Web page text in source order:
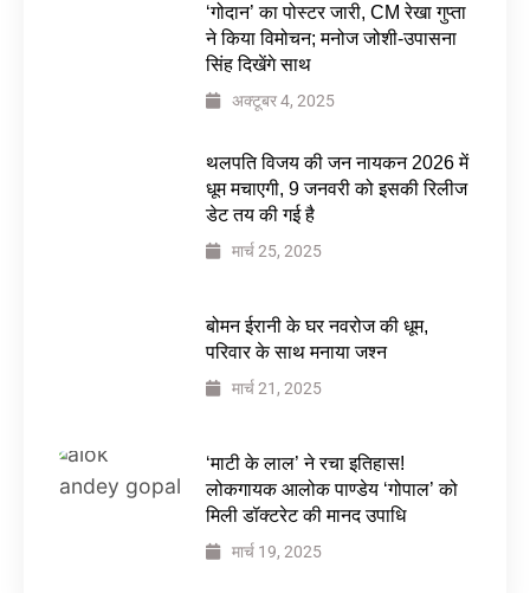
‘गोदान’ का पोस्टर जारी, CM रेखा गुप्ता
ने किया विमोचन; मनोज जोशी-उपासना
सिंह दिखेंगे साथ
अक्टूबर 4, 2025
थलपति विजय की जन नायकन 2026 में
धूम मचाएगी, 9 जनवरी को इसकी रिलीज
डेट तय की गई है
मार्च 25, 2025
बोमन ईरानी के घर नवरोज की धूम,
परिवार के साथ मनाया जश्न
मार्च 21, 2025
‘माटी के लाल’ ने रचा इतिहास!
लोकगायक आलोक पाण्डेय ‘गोपाल’ को
मिली डॉक्टरेट की मानद उपाधि
मार्च 19, 2025